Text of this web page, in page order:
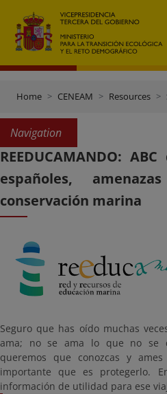
Home CENEAM Resources
Navigation
REEDUCAMANDO:
españoles,
conservación marina
Seguro que has oído muchas
ama; no se ama lo que no se
queremos que conozcas y
importante que es protegerlo.
información de utilidad para ese